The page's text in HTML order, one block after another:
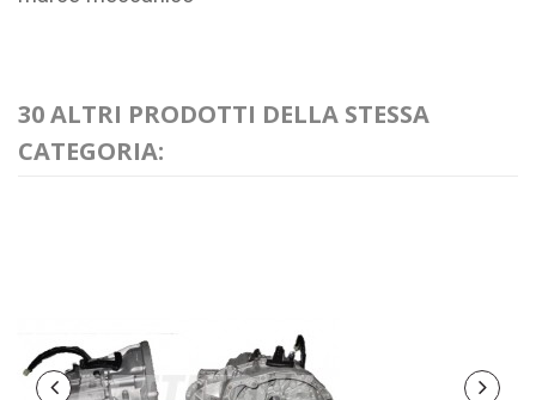
30 ALTRI PRODOTTI DELLA STESSA
CATEGORIA: